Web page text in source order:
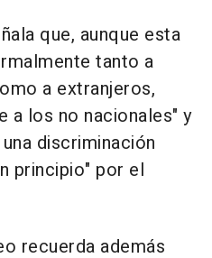
que, aunque esta
tanto a
a extranjeros,
a los no nacionales" y
discriminación
principio" por el
recuerda además